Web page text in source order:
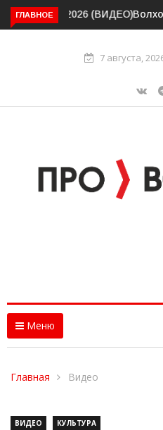
ГЛАВНОЕ Волховский шлюз
7 августа,
Меню
Главная Видео
ВИДЕО КУЛЬТУРА